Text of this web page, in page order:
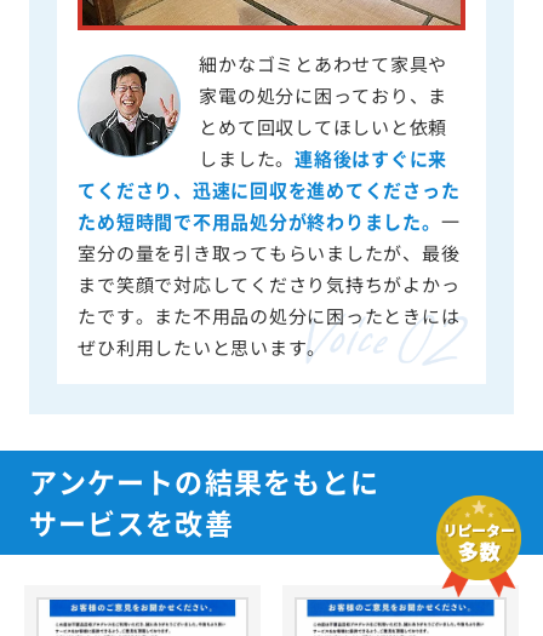
細かなゴミとあわせて家具や
家電の処分に困っており、ま
とめて回収してほしいと依頼
しました。連絡後はすぐに来
てくださり、迅速に回収を進めてくださった
ため短時間で不用品処分が終わりました。 一
室分の量を引き取ってもらいましたが、最後
まで笑顔で対応してくださり気持ちがよかっ
たです。また不用品の処分に困ったときには
ぜひ利用したいと思います。
アンケートの結果をもとに
サービスを改善